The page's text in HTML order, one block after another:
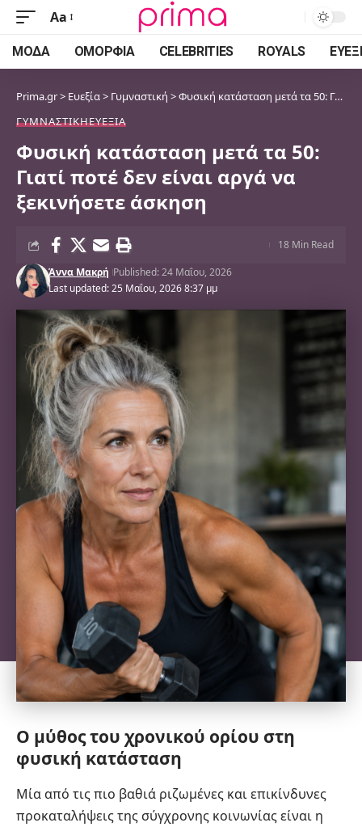
Font
Resizer
Aa
ΜΌΔΑ ΟΜΟΡΦΙΆ CELEBRITIES ROYALS
Prima.gr> Ευεξία> Γυμναστική >Φυσική κατάσταση μετά τα 50: Γιατί ποτέ δεν είναι αργά να ξεκινήσετε άσκηση
ΓΥΜΝΑΣΤΙΚΉΕΥΕΞΊΑ
Φυσική κατάσταση μετά τα 50:
Γιατί ποτέ δεν είναι αργά να
ξεκινήσετε άσκηση
Last updated: 25 Μαΐου, 2026 8:37 μμ
Άννα Μακρή Published: 24 Μαΐου, 2026
18 Min Read
Ο μύθος του χρονικού ορίου στη
φυσική κατάσταση
Μία από τις πιο βαθιά ριζωμένες και επικίνδυνες
προκαταλήψεις της σύγχρονης κοινωνίας είναι η